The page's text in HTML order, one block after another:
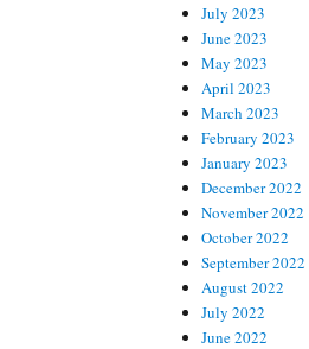
July 2023
June 2023
May 2023
April 2023
March 2023
February 2023
January 2023
December 2022
November 2022
October 2022
September 2022
August 2022
July 2022
June 2022